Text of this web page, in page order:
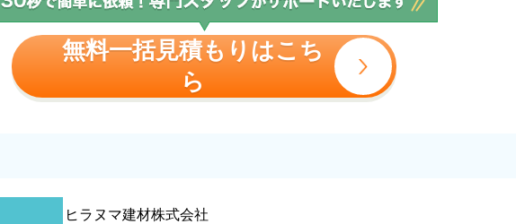
無料一括見積もりはこち
ら
ヒラヌマ建材株式会社